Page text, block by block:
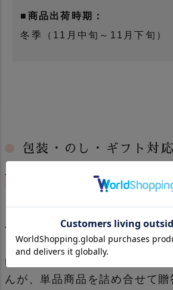
■商品出荷時期：
冬季（11月中旬～11月下旬）
包装・のし・ギフト対
包装・のしについて
ギフト箱に入っている商品に
及び熨斗掛けを無料で承ってお
ご注文の際に選択してください
尚、単品商品につきましては対
んが、単品商品を詰め合せて